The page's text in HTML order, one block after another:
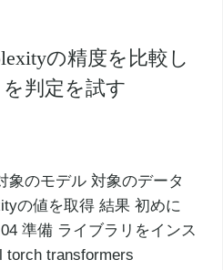
の精度を比較し
判定を試す
象のモデル 対象のデータ
の値を取得 結果 初めに
準備 ライブラリをインス
torch transformers